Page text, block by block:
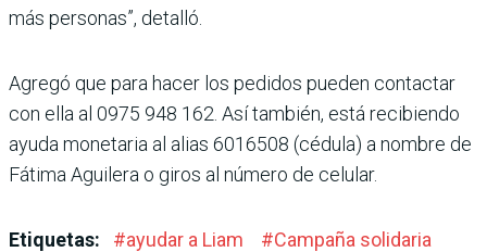
más personas”, detalló.
Agregó que para hacer los pedidos pueden contactar
con ella al 0975 948 162. Así tam­bién, está recibiendo
ayuda monetaria al alias 6016508 (cédula) a nombre de
Fátima Aguilera o giros al número de celular.
Etiquetas: #ayudar a Liam #Campaña solidaria